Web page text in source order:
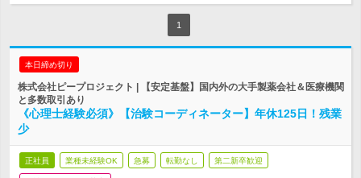
1
本日締め切り
株式会社ピープロジェクト | 【安定基盤】国内外の大手製薬会社＆医療機関
と多数取引あり
《心理士経験必須》【治験コーディネーター】年休125日！残業
少
正社員 業種未経験OK 急募 転勤なし 第二新卒歓迎